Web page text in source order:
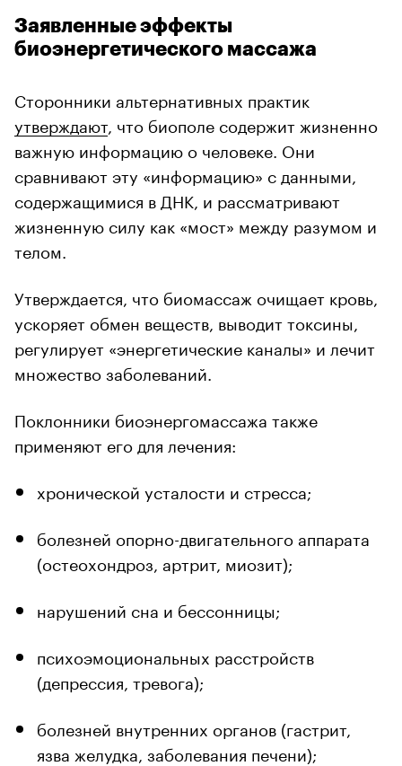
Заявленные эффекты
биоэнергетического массажа
Сторонники альтернативных практик
утверждают, что биополе содержит жизненно
важную информацию о человеке. Они
сравнивают эту «информацию» с данными,
содержащимися в ДНК, и рассматривают
жизненную силу как «мост» между разумом и
телом.
Утверждается, что биомассаж очищает кровь,
ускоряет обмен веществ, выводит токсины,
регулирует «энергетические каналы» и лечит
множество заболеваний.
Поклонники биоэнергомассажа также
применяют его для лечения:
хронической усталости и стресса;
болезней опорно-двигательного аппарата
(остеохондроз, артрит, миозит);
нарушений сна и бессонницы;
психоэмоциональных расстройств
(депрессия, тревога);
болезней внутренних органов (гастрит,
язва желудка, заболевания печени);